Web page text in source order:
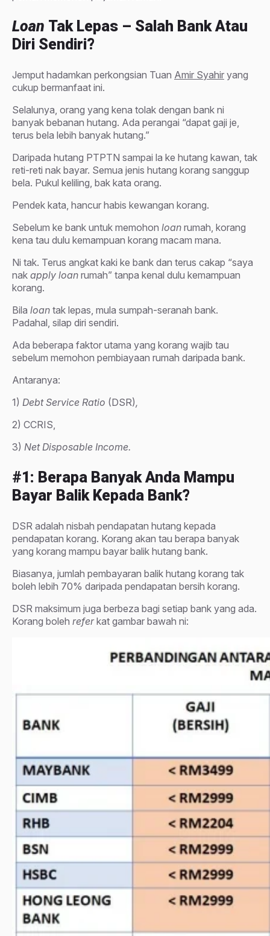
Loan Tak Lepas – Salah Bank Atau
Diri Sendiri?
Jemput hadamkan perkongsian Tuan Amir Syahir yang
cukup bermanfaat ini.
Selalunya, orang yang kena tolak dengan bank ni
banyak bebanan hutang. Ada perangai “dapat gaji je,
terus bela lebih banyak hutang.”
Daripada hutang PTPTN sampai la ke hutang kawan, tak
reti-reti nak bayar. Semua jenis hutang korang sanggup
bela. Pukul keliling, bak kata orang.
Pendek kata, hancur habis kewangan korang.
Sebelum ke bank untuk memohon loan rumah, korang
kena tau dulu kemampuan korang macam mana.
Ni tak. Terus angkat kaki ke bank dan terus cakap “saya
nak apply loan rumah” tanpa kenal dulu kemampuan
korang.
Bila loan tak lepas, mula sumpah-seranah bank.
Padahal, silap diri sendiri.
Ada beberapa faktor utama yang korang wajib tau
sebelum memohon pembiayaan rumah daripada bank.
Antaranya:
1) Debt Service Ratio (DSR),
2) CCRIS,
3) Net Disposable Income.
#1: Berapa Banyak Anda Mampu
Bayar Balik Kepada Bank?
DSR adalah nisbah pendapatan hutang kepada
pendapatan korang. Korang akan tau berapa banyak
yang korang mampu bayar balik hutang bank.
Biasanya, jumlah pembayaran balik hutang korang tak
boleh lebih 70% daripada pendapatan bersih korang.
DSR maksimum juga berbeza bagi setiap bank yang ada.
Korang boleh referkat gambar bawah ni: